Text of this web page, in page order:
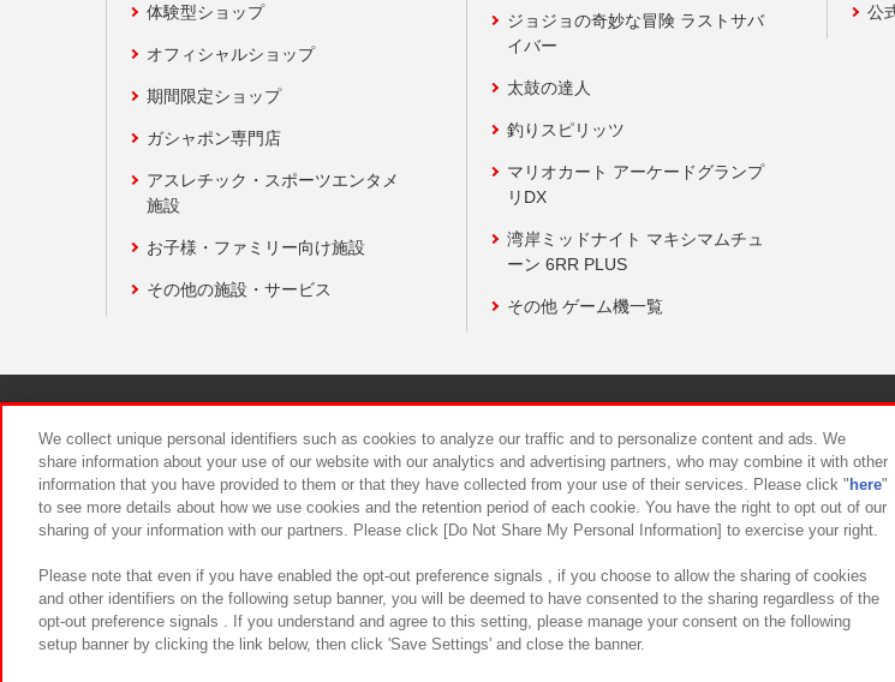
体験型ショップ
オフィシャルショップ
期間限定ショップ
ガシャポン専門店
アスレチック・スポーツエンタメ
施設
お子様・ファミリー向け施設
その他の施設・サービス
ジョジョの奇妙な冒険 ラストサバ
イバー
太鼓の達人
釣りスピリッツ
マリオカート アーケードグランプ
リDX
湾岸ミッドナイト マキシマムチュ
ーン 6RR PLUS
その他 ゲーム機一覧
公
食品のご提供について カスタマーハラスメント対応方針
We collect unique personal identifiers such as cookies to analyze our traffic and to personalize content and ads. We
share information about your use of our website with our analytics and advertising partners, who may combine it with other
information that you have provided to them or that they have collected from your use of their services. Please click " here"
to see more details about how we use cookies and the retention period of each cookie. You have the right to opt out of our
sharing of your information with our partners. Please click [Do Not Share My Personal Information] to exercise your right.
Please note that even if you have enabled the opt-out preference signals , if you choose to allow the sharing of cookies
and other identifiers on the following setup banner, you will be deemed to have consented to the sharing regardless of the
opt-out preference signals . If you understand and agree to this setting, please manage your consent on the following
setup banner by clicking the link below, then click 'Save Settings' and close the banner.